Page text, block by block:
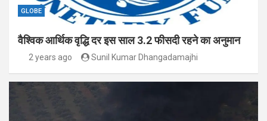
GLOBE
वैश्विक आर्थिक वृद्धि दर इस साल 3.2 फीसदी रहने का अनुमान
2 years ago Sunil Kumar Dhangadamajhi